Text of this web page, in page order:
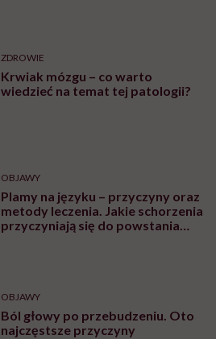
ZDROWIE
Krwiak mózgu – co warto
wiedzieć na temat tej patologii?
OBJAWY
Plamy na języku – przyczyny oraz
metody leczenia. Jakie schorzenia
przyczyniają się do powstania
OBJAWY
Ból głowy po przebudzeniu. Oto
najczęstsze przyczyny